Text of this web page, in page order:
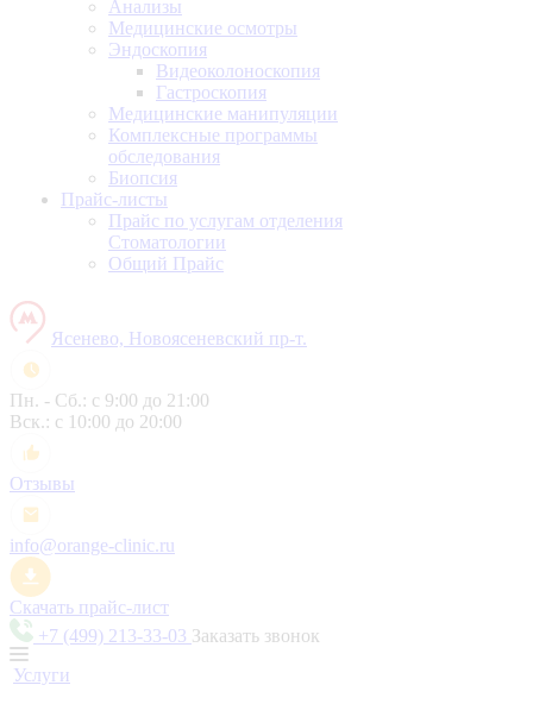
Анализы
Медицинские осмотры
Эндоскопия
Видеоколоноскопия
Гастроскопия
Медицинские манипуляции
Комплексные программы
обследования
Биопсия
Прайс-листы
Прайс по услугам отделения
Стоматологии
Общий Прайс
Ясенево, Новоясеневский пр-т.
Пн. - Сб.: с 9:00 до 21:00
Вск.: с 10:00 до 20:00
Отзывы
info@orange-clinic.ru
Скачать прайс-лист
+7 (499) 213-33-03 Заказать звонок
Услуги